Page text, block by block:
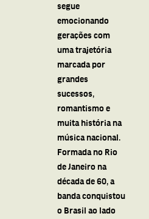
segue
emocionando
gerações com
uma trajetória
marcada por
grandes
sucessos,
romantismo e
muita história na
música nacional.
Formada no Rio
de Janeiro na
década de 60, a
banda conquistou
o Brasil ao lado